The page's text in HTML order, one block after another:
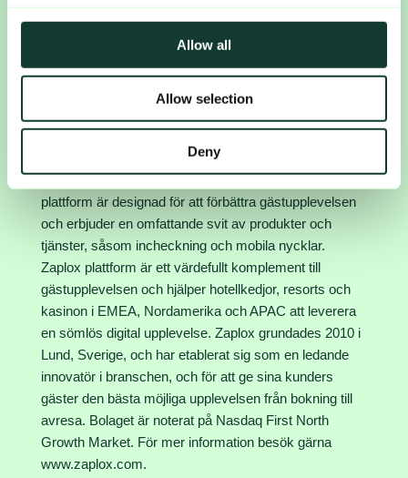
We use cookies to personalise content and ads, to
provide social media features and to analyse our traffic.
We also share information about your use of our site with
may combine it with other information that you’ve
provided to them or that they’ve collected from your use
Allow all
Allow selection
Deny
lämnades, genom ovanstående kontaktpersons
Certified Adviser för Zaplox AB är Svensk
Om Zaplox
Zaplox är en ledande leverantör av digitala
gästlösningar för hotellindustrin. Bolagets SaaS-
plattform är designad för att förbättra gästupplevelsen
och erbjuder en omfattande svit av produkter och
tjänster, såsom incheckning och mobila nycklar.
Zaplox plattform är ett värdefullt komplement till
gästupplevelsen och hjälper hotellkedjor, resorts och
kasinon i EMEA, Nordamerika och APAC att leverera
en sömlös digital upplevelse. Zaplox grundades 2010 i
Lund, Sverige, och har etablerat sig som en ledande
innovatör i branschen, och för att ge sina kunders
gäster den bästa möjliga upplevelsen från bokning till
avresa. Bolaget är noterat på Nasdaq First North
Growth Market. För mer information besök gärna
www.zaplox.com.